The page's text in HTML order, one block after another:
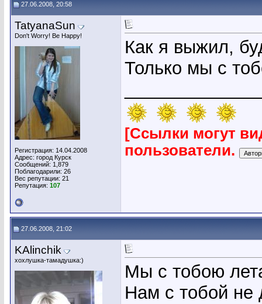
27.06.2008, 20:58
TatyanaSun
Don't Worry! Be Happy!
Регистрация: 14.04.2008
Адрес: город Курск
Сообщений: 1,879
Поблагодарили: 26
Вес репутации: 21
Репутация: 107
Как я выжил,
Только мы с
[Ссылки могут
пользователи.
27.06.2008, 21:02
KAlinchik
хохлушка-тамадушка:)
Мы с тобою
Нам с тобой не